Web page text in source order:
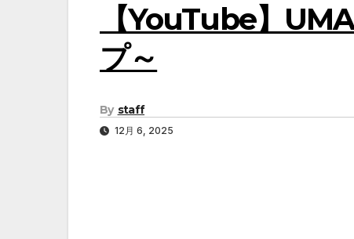
【YouTube】
プ～
By staff
12月 6, 2025